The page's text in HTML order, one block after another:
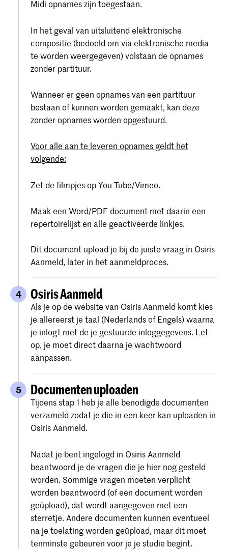
Midi opnames zijn toegestaan.
In het geval van uitsluitend elektronische
compositie (bedoeld om via elektronische media
te worden weergegeven) volstaan de opnames
zonder partituur.
Wanneer er geen opnames van een partituur
bestaan of kunnen worden gemaakt, kan deze
zonder opnames worden opgestuurd.
Voor alle aan te leveren opnames geldt het
volgende:
Zet de filmpjes op You Tube/Vimeo.
Maak een Word/PDF document met daarin een
repertoirelijst en alle geactiveerde linkjes.
Dit document upload je bij de juiste vraag in Osiris
Aanmeld, later in het aanmeldproces.
4 Osiris Aanmeld
Als je op de website van Osiris Aanmeld komt kies
je allereerst je taal (Nederlands of Engels) waarna
je inlogt met de je gestuurde inloggegevens. Let
op, je moet direct daarna je wachtwoord
aanpassen.
5 Documenten uploaden
Tijdens stap 1 heb je alle benodigde documenten
verzameld zodat je die in een keer kan uploaden in
Osiris Aanmeld.
Nadat je bent ingelogd in Osiris Aanmeld
beantwoord je de vragen die je hier nog gesteld
worden. Sommige vragen moeten verplicht
worden beantwoord (of een document worden
geüpload), dat wordt aangegeven met een
sterretje. Andere documenten kunnen eventueel
na je toelating worden geüpload, maar dit moet
tenminste gebeuren voor je je studie begint.